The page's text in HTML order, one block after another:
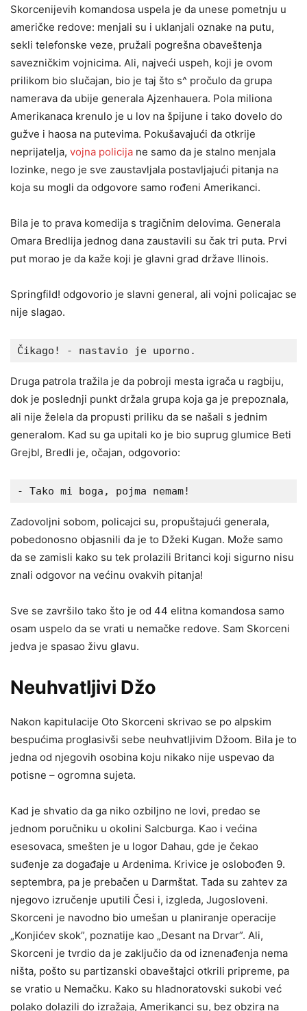
Skorcenijevih komandosa uspela je da unese pometnju u
američke redove: menjali su i uklanjali oznake na putu,
sekli telefonske veze, pružali pogrešna obaveštenja
savezničkim vojnicima. Ali, najveći uspeh, koji je ovom
prilikom bio slučajan, bio je taj što s^ pročulo da grupa
namerava da ubije generala Ajzenhauera. Pola miliona
Amerikanaca krenulo je u lov na špijune i tako dovelo do
gužve i haosa na putevima. Pokušavajući da otkrije
neprijatelja, vojna policija ne samo da je stalno menjala
lozinke, nego je sve zaustavljala postavljajući pitanja na
koja su mogli da odgovore samo rođeni Amerikanci.
Bila je to prava komedija s tragičnim delovima. Generala
Omara Bredlija jednog dana zaustavili su čak tri puta. Prvi
put morao je da kaže koji je glavni grad države Ilinois.
Springfild! odgovorio je slavni general, ali vojni policajac se
nije slagao.
Čikago! - nastavio je uporno.
Druga patrola tražila je da pobroji mesta igrača u ragbiju,
dok je poslednji punkt držala grupa koja ga je prepoznala,
ali nije želela da propusti priliku da se našali s jednim
generalom. Kad su ga upitali ko je bio suprug glumice Beti
Grejbl, Bredli je, očajan, odgovorio:
- Tako mi boga, pojma nemam!
Zadovoljni sobom, policajci su, propuštajući generala,
pobedonosno objasnili da je to Džeki Kugan. Može samo
da se zamisli kako su tek prolazili Britanci koji sigurno nisu
znali odgovor na većinu ovakvih pitanja!
Sve se završilo tako što je od 44 elitna komandosa samo
osam uspelo da se vrati u nemačke redove. Sam Skorceni
jedva je spasao živu glavu.
Neuhvatljivi Džo
Nakon kapitulacije Oto Skorceni skrivao se po alpskim
bespućima proglasivši sebe neuhvatljivim Džoom. Bila je to
jedna od njegovih osobina koju nikako nije uspevao da
potisne – ogromna sujeta.
Kad je shvatio da ga niko ozbiljno ne lovi, predao se
jednom poručniku u okolini Salcburga. Kao i većina
esesovaca, smešten je u logor Dahau, gde je čekao
suđenje za događaje u Ardenima. Krivice je oslobođen 9.
septembra, pa je prebačen u Darmštat. Tada su zahtev za
njegovo izručenje uputili Česi i, izgleda, Jugosloveni.
Skorceni je navodno bio umešan u planiranje operacije
„Konjićev skok”, poznatije kao „Desant na Drvar”. Ali,
Skorceni je tvrdio da je zaključio da od iznenađenja nema
ništa, pošto su partizanski obaveštajci otkrili pripreme, pa
se vratio u Nemačku. Kako su hladnoratovski sukobi već
polako dolazili do izražaja, Amerikanci su, bez obzira na